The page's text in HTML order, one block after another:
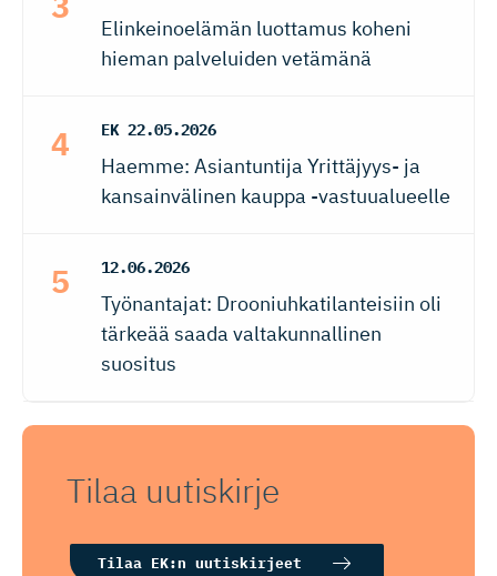
Elinkeinoelämän luottamus koheni
hieman palveluiden vetämänä
EK 22.05.2026
Haemme: Asiantuntija Yrittäjyys- ja
kansainvälinen kauppa -vastuualueelle
12.06.2026
Työnantajat: Drooniuhkatilanteisiin oli
tärkeää saada valtakunnallinen
suositus
Tilaa uutiskirje
Tilaa EK:n uutiskirjeet